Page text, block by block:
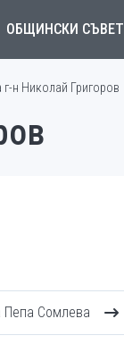
ОБЩИНСКИ СЪВЕТ
н Николай Григоров
Пепа Сомлева